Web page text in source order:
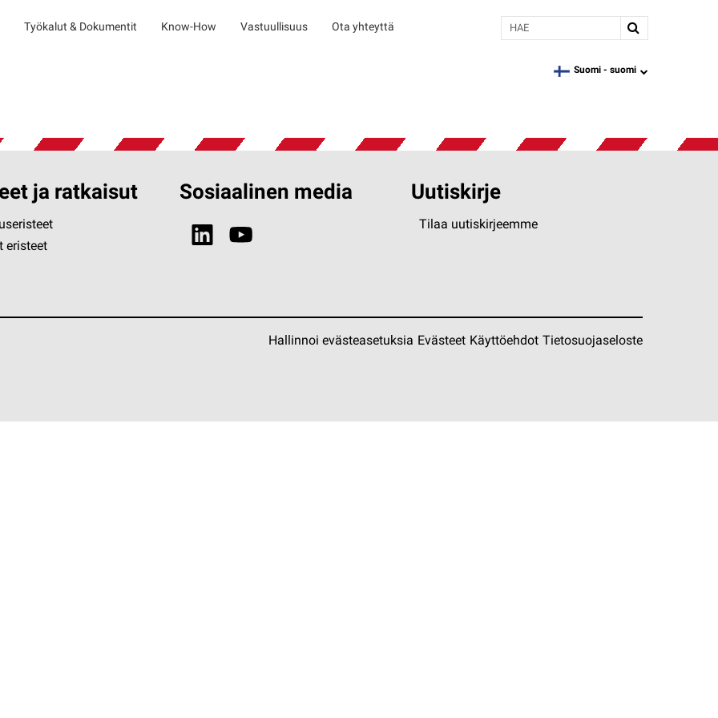
Työkalut & Dokumentit Know-How Vastuullisuus Ota yhteyttä Hae
language
Suomi - suomi
ja ratkaisut
eristeet
Sosiaalinen media Uutiskirje
Tilaa uutiskirjeemme
Hallinnoi evästeasetuksia Evästeet Käyttöehdot Tietosuojaseloste